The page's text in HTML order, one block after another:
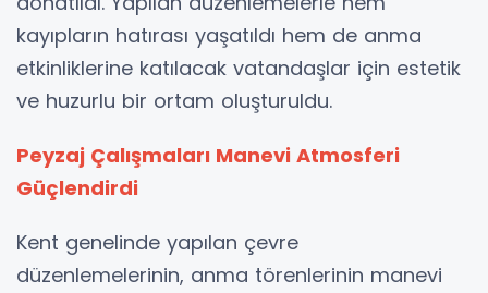
kayıpların hatırası yaşatıldı hem de anma
etkinliklerine katılacak vatandaşlar için estetik
ve huzurlu bir ortam oluşturuldu.
Peyzaj Çalışmaları Manevi Atmosferi
Güçlendirdi
Kent genelinde yapılan çevre
düzenlemelerinin, anma törenlerinin manevi